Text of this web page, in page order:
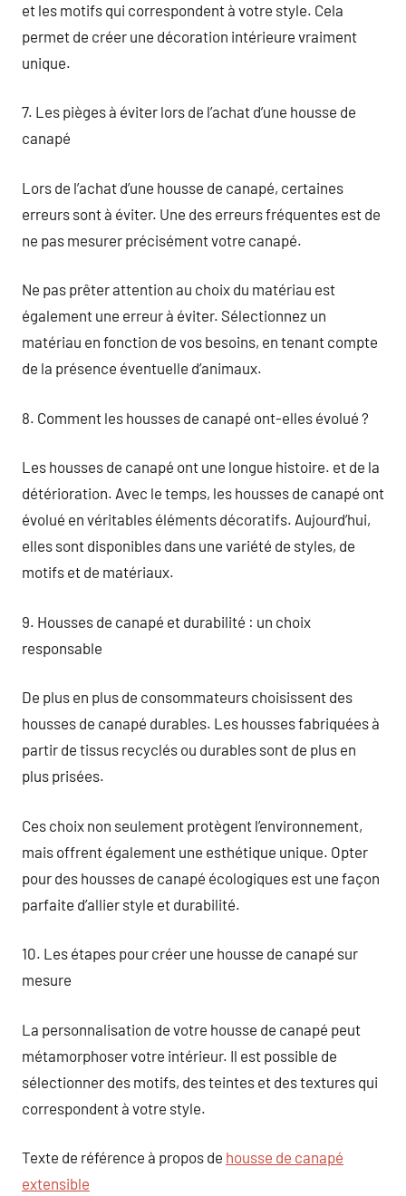
et les motifs qui correspondent à votre style. Cela
permet de créer une décoration intérieure vraiment
unique.
7. Les pièges à éviter lors de l’achat d’une housse de
canapé
Lors de l’achat d’une housse de canapé, certaines
erreurs sont à éviter. Une des erreurs fréquentes est de
ne pas mesurer précisément votre canapé.
Ne pas prêter attention au choix du matériau est
également une erreur à éviter. Sélectionnez un
matériau en fonction de vos besoins, en tenant compte
de la présence éventuelle d’animaux.
8. Comment les housses de canapé ont-elles évolué ?
Les housses de canapé ont une longue histoire. et de la
détérioration. Avec le temps, les housses de canapé ont
évolué en véritables éléments décoratifs. Aujourd’hui,
elles sont disponibles dans une variété de styles, de
motifs et de matériaux.
9. Housses de canapé et durabilité : un choix
responsable
De plus en plus de consommateurs choisissent des
housses de canapé durables. Les housses fabriquées à
partir de tissus recyclés ou durables sont de plus en
plus prisées.
Ces choix non seulement protègent l’environnement,
mais offrent également une esthétique unique. Opter
pour des housses de canapé écologiques est une façon
parfaite d’allier style et durabilité.
10. Les étapes pour créer une housse de canapé sur
mesure
La personnalisation de votre housse de canapé peut
métamorphoser votre intérieur. Il est possible de
sélectionner des motifs, des teintes et des textures qui
correspondent à votre style.
Texte de référence à propos de housse de canapé
extensible